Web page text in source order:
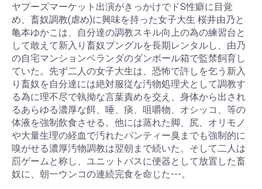
ヤプーズマーケット出演がきっかけでドS性癖に目覚
め、畜奴調教(虐め)に興味を持った女子大生 桜井由乃と
亀本ゆかこは、自分達の調教スキル向上の為の練習台と
して敢えて新入り畜奴ブングルを長期レンタルし、由乃
の自宅マンションベランダのダンボール箱で監禁飼育し
ていた。先ず二人の女子大生は、恐怖で許しを乞う新入
り畜奴を自分達には絶対服従な汚物処理犬として調教す
る為に理不尽で執拗な言葉責めを交え、身体から出され
るあらゆる濃厚な餌、唾、痰、咀嚼物、オシッコ、等の
体液を強制飲食させる。他には蒸れた脚、尻、オリモノ
や大量生理の経血で汚れたパンティー臭までも強制的に
嗅がせる濃厚汚物調教は翌朝まで続いた。そして二人は
罰ゲームと称し、ユニットバスに便器として放置した畜
奴に、朝一ウンコの連続完食を命じた‐‐‐。